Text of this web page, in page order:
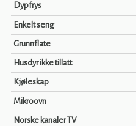
Dypfrys
Enkelt seng
Grunnflate
Husdyr ikke tillatt
Kjøleskap
Mikroovn
Norske kanaler TV